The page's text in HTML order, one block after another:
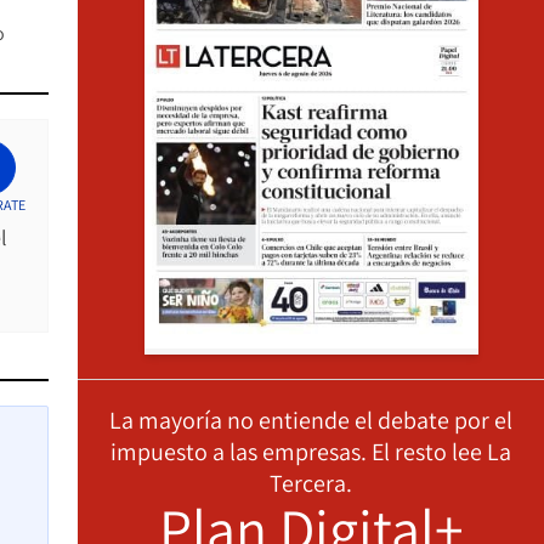
La mayoría no entiende el debate por el
impuesto a las empresas. El resto lee La
Tercera.
Plan Digital+